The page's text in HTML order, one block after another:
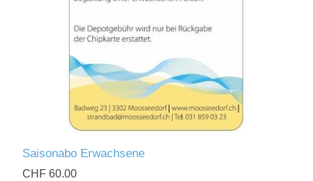
Saisonabo Erwachsene
CHF 60.00